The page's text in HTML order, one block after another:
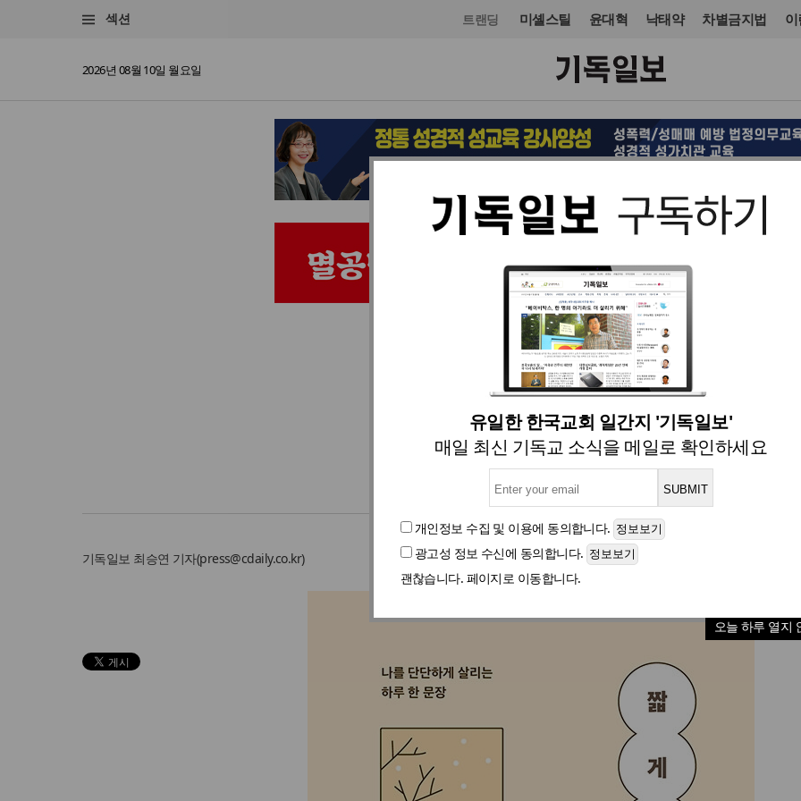
섹션 트랜딩 미셸스틸 윤대혁 낙태약 차별금지법
2026년 08월 10일 월요일
유일한 한국교회 일간지 '기독일보'
매일 최신 기독교 소식을 메일로 확인하세요
개인정보 수집 및 이용에 동의합니다.
광고성 정보 수신에 동의합니다.
괜찮습니다. 페이지로 이동합니다.
오늘 하루 열지
문화 도서 입력 2024. 09. 03 07:03
나를 단단하게 살리는 하루 한
[신간] 짧게 말해 줘
기독일보 최승연 기자(press@cdaily.co.kr)